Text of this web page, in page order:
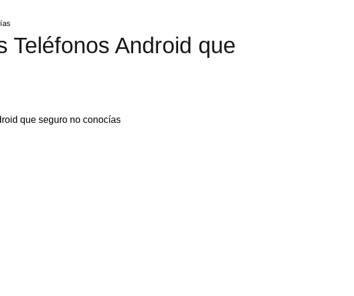
Teléfonos Android que